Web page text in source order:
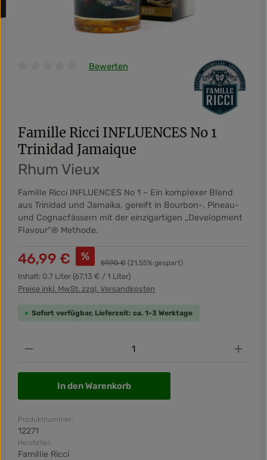
Durchschnittliche Bewertung von 0 von 5 Sternen
Bewerten
Famille Ricci INFLUENCES No 1
Trinidad Jamaique
Rhum Vieux
Famille Ricci INFLUENCES No 1 – Ein komplexer Blend
aus Trinidad und Jamaika, gereift in Bourbon-, Pineau-
und Cognacfässern mit der einzigartigen „Development
Flavour“® Methode.
Verkaufspreis:
46,99 € % Regulärer Preis:
59,90 € (21.55% gespart)
Inhalt: 0.7 Liter (67,13 € / 1 Liter)
Preise inkl. MwSt. zzgl. Versandkosten
Sofort verfügbar, Lieferzeit: ca. 1-3 Werktage
Produkt Anzahl: Gib den gewünschten Wert
In den Warenkorb
Produktnummer:
12271
Hersteller:
Famillie Ricci